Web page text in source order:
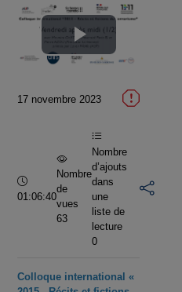
Lire
la
vidéo
17 novembre 2023
Durée :
01:06:40
Nombre
de
vues
63
Nombre
d’ajouts
dans
une
liste de
lecture
0
Colloque international «